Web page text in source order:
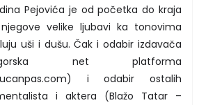
Pejovića je od početka do kraja
velike ljubavi ka tonovima
uši i dušu. Čak i odabir izdavača
net platforma
i odabir ostalih
i aktera (Blažo Tatar –